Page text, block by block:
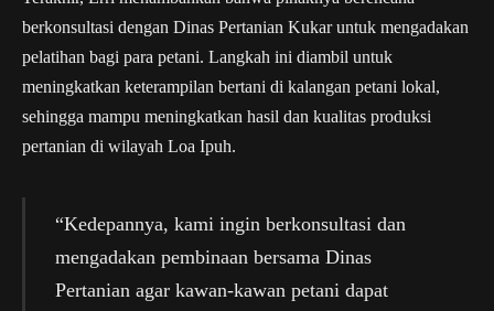
berkonsultasi dengan Dinas Pertanian Kukar untuk mengadakan
pelatihan bagi para petani. Langkah ini diambil untuk
meningkatkan keterampilan bertani di kalangan petani lokal,
sehingga mampu meningkatkan hasil dan kualitas produksi
pertanian di wilayah Loa Ipuh.
“Kedepannya, kami ingin berkonsultasi dan
mengadakan pembinaan bersama Dinas
Pertanian agar kawan-kawan petani dapat